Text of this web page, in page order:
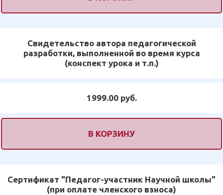
Свидетельство автора педагогической
разработки, выполненной во время курса
(конспект урока и т.п.)
1999.00 руб.
В КОРЗИНУ
Сертификат "Педагог-участник Научной школы"
(при оплате членского взноса)